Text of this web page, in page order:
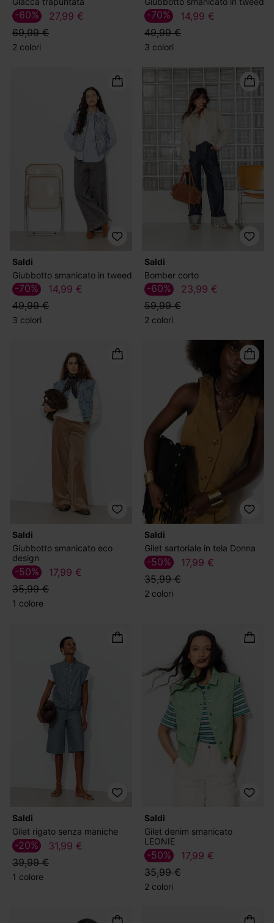
27,99 €
69,99 €
-60%
2 colori
14,99 €
49,99 €
-70%
3 colori
Saldi
Giubbotto smanicato in tweed
14,99 €
49,99 €
-70%
3 colori
Saldi
Bomber corto
23,99 €
59,99 €
-60%
2 colori
Saldi
Giubbotto smanicato eco
design
17,99 €
35,99 €
-50%
1 colore
Saldi
Gilet sartoriale in tela Donna
17,99 €
35,99 €
-50%
2 colori
Saldi
Gilet rigato senza maniche
31,99 €
39,99 €
-20%
1 colore
Saldi
Gilet denim smanicato
LEONIE
17,99 €
35,99 €
-50%
2 colori